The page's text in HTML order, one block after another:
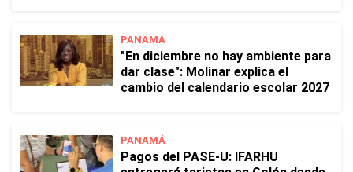
PANAMÁ
"En diciembre no hay ambiente para
dar clase": Molinar explica el
cambio del calendario escolar 2027
PANAMÁ
Pagos del PASE-U: IFARHU